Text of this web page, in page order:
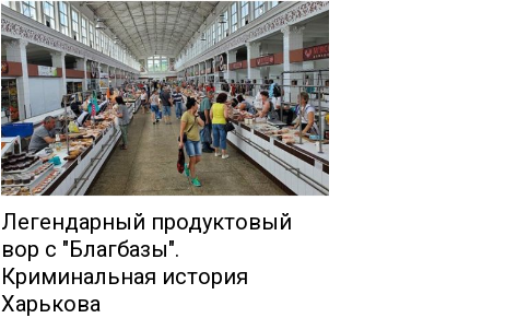
Легендарный продуктовый
вор с "Благбазы".
Криминальная история
Харькова